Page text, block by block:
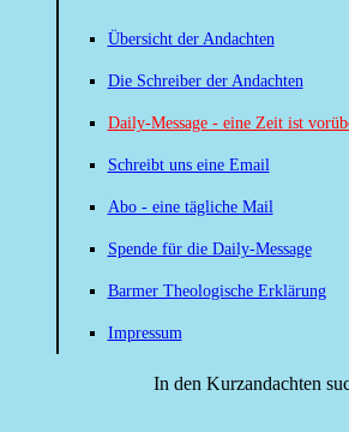
Übersicht der Andachten
Die Schreiber der Andachten
Daily-Message - eine Zeit ist
Schreibt uns eine Email
Abo - eine tägliche Mail
Spende für die Daily-Message
Barmer Theologische Erklärung
Impressum
In den Kurzandachten